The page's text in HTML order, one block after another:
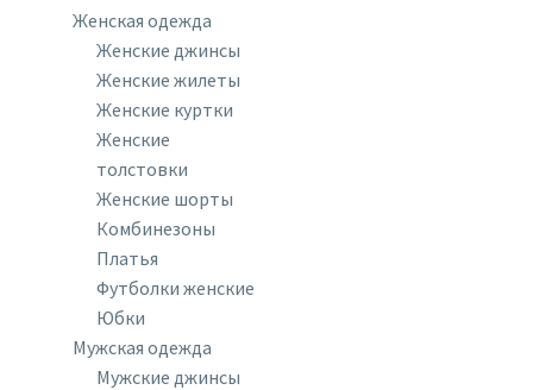
Женская одежда
Женские джинсы
Женские жилеты
Женские куртки
Женские
толстовки
Женские шорты
Комбинезоны
Платья
Футболки женские
Юбки
Мужская одежда
Мужские джинсы